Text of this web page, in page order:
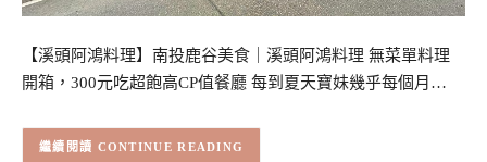
【溪頭阿鴻料理】南投鹿谷美食｜溪頭阿鴻料理 無菜單料理
開箱，300元吃超飽高CP值餐廳 每到夏天寶妹幾乎每個月…
CONTINUE READING